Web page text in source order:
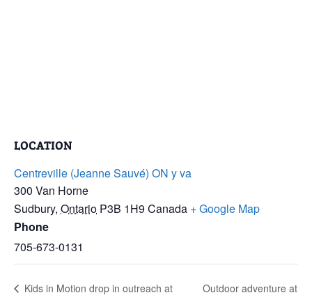
LOCATION
Centreville (Jeanne Sauvé) ON y va
300 Van Horne
Sudbury, Ontario P3B 1H9 Canada + Google Map
Phone
705-673-0131
Kids in Motion drop in outreach at
Outdoor adventure at